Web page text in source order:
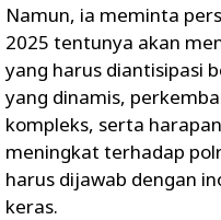
Namun, ia meminta
2025 tentunya akan
yang harus diantisipasi
yang dinamis,
kompleks, serta
meningkat terhadap
harus dijawab dengan
keras.